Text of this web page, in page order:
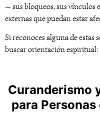
— sus bloqueos, sus vínculos
externas que puedan estar
Si reconoces alguna de estas
buscar orientación espiritual:
Curanderismo
para Personas